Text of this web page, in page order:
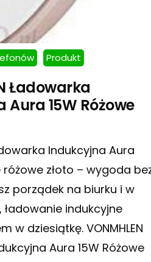
Produkt
Ładowarka
15W Różowe
Indukcyjna Aura
różowe złoto – wygoda
porządek na biurku i w
indukcyjne
w dziesiątkę. VONMHLEN
Aura 15W Różowe